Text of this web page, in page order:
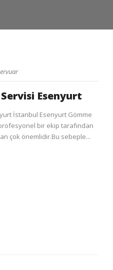
Esenyurt
İstanbul Esenyurt Gömme
bir ekip tarafından
çok önemlidir.Bu sebeple...